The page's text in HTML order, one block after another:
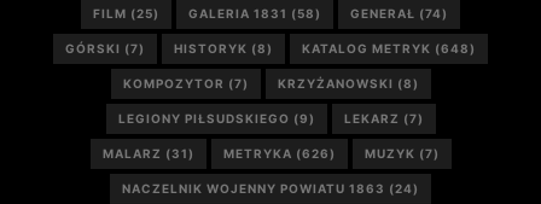
FILM (25) GALERIA 1831 (58) GENERAŁ (74)
GÓRSKI (7) HISTORYK (8) KATALOG METRYK (648)
KOMPOZYTOR (7) KRZYŻANOWSKI (8)
LEGIONY PIŁSUDSKIEGO (9) LEKARZ (7)
MALARZ (31) METRYKA (626) MUZYK (7)
NACZELNIK WOJENNY POWIATU 1863 (24)